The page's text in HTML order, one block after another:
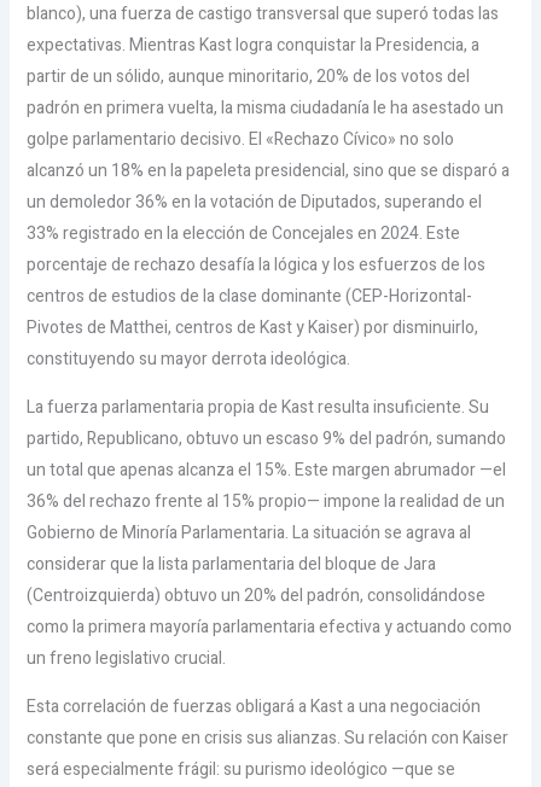
blanco), una fuerza de castigo transversal que superó todas las
expectativas. Mientras Kast logra conquistar la Presidencia, a
partir de un sólido, aunque minoritario, 20% de los votos del
padrón en primera vuelta, la misma ciudadanía le ha asestado un
golpe parlamentario decisivo. El «Rechazo Cívico» no solo
alcanzó un 18% en la papeleta presidencial, sino que se disparó a
un demoledor 36% en la votación de Diputados, superando el
33% registrado en la elección de Concejales en 2024. Este
porcentaje de rechazo desafía la lógica y los esfuerzos de los
centros de estudios de la clase dominante (CEP-Horizontal-
Pivotes de Matthei, centros de Kast y Kaiser) por disminuirlo,
constituyendo su mayor derrota ideológica.
La fuerza parlamentaria propia de Kast resulta insuficiente. Su
partido, Republicano, obtuvo un escaso 9% del padrón, sumando
un total que apenas alcanza el 15%. Este margen abrumador —el
36% del rechazo frente al 15% propio— impone la realidad de un
Gobierno de Minoría Parlamentaria. La situación se agrava al
considerar que la lista parlamentaria del bloque de Jara
(Centroizquierda) obtuvo un 20% del padrón, consolidándose
como la primera mayoría parlamentaria efectiva y actuando como
un freno legislativo crucial.
Esta correlación de fuerzas obligará a Kast a una negociación
constante que pone en crisis sus alianzas. Su relación con Kaiser
será especialmente frágil: su purismo ideológico —que se